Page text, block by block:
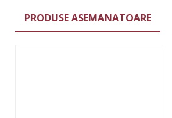
PRODUSE ASEMANATOARE